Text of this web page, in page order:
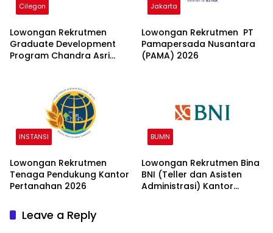
Cilegon
Lowongan Rekrutmen
Graduate Development
Program Chandra Asri
Jakarta
Lowongan Rekrutmen PT
Pamapersada Nusantara
(PAMA) 2026
INSTANSI
Lowongan Rekrutmen
Tenaga Pendukung Kantor
Pertanahan 2026
BUMN
Lowongan Rekrutmen Bina
BNI (Teller dan Asisten
Administrasi) Kantor
Leave a Reply